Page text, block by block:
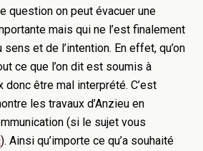
question on peut évacuer une
mais qui ne l’est finalement
et de l’intention. En effet, qu’on
ce que l’on dit est soumis à
donc être mal interprété. C’est
les travaux d’Anzieu en
(si le sujet vous
). Ainsi qu’importe ce qu’a souhaité